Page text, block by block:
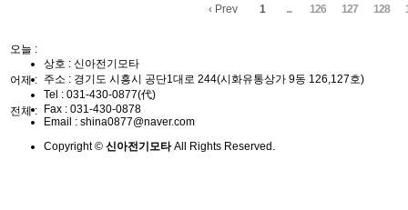
오늘 :
어제 :
전체 :
‹ Prev 1 ... 126 127 128
상호 : 신아전기모타
주소 : 경기도 시흥시 공단1대로 244(시화유통상가 9동 126,127호)
Tel : 031-430-0877(代)
Fax : 031-430-0878
Email : shina0877@naver.com
Copyright © 신아전기모타All Rights Reserved.